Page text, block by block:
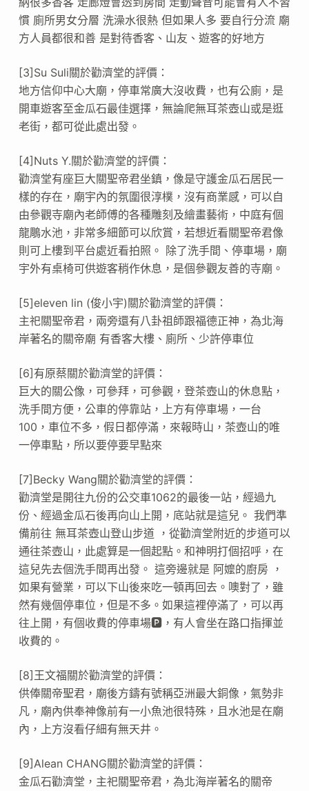
慣 廁所男女分層 洗澡水很熱 但如果人多 要自行分流 廟
方人員都很和善 是對待香客、山友、遊客的好地方
[3]Su Suli關於勸濟堂的評價：
地方信仰中心大廟，停車常廣大沒收費，也有公廁，是
開車遊客至金瓜石最佳選擇，無論爬無耳茶壺山或是逛
老街，都可從此處出發。
[4]Nuts Y.關於勸濟堂的評價：
勸濟堂有座巨大關聖帝君坐鎮，像是守護金瓜石居民一
樣的存在，廟宇內的氛圍很淳樸，沒有商業感，可以自
由參觀寺廟內老師傅的各種雕刻及繪畫藝術，中庭有個
龍鵰水池，非常多細節可以欣賞，若想近看關聖帝君像
則可上樓到平台處近看拍照。 除了洗手間、停車場，廟
宇外有桌椅可供遊客稍作休息，是個參觀友善的寺廟。
[5]eleven lin (俊小宇)關於勸濟堂的評價：
主祀關聖帝君，兩旁還有八卦祖師跟福德正神，為北海
岸著名的關帝廟 有香客大樓、廁所、少許停車位
[6]有原蔡關於勸濟堂的評價：
巨大的關公像，可參拜，可參觀，登茶壺山的休息點，
洗手間方便，公車的停靠站，上方有停車場，一台
100，車位不多，假日都停滿，來報時山，茶壺山的唯
一停車點，所以要停要早點來
[7]Becky Wang關於勸濟堂的評價：
勸濟堂是開往九份的公交車1062的最後一站，經過九
份、經過金瓜石後再向山上開，底站就是這兒。 我們準
備前往 無耳茶壺山登山步道 ，從勸濟堂附近的步道可以
通往茶壺山，此處算是一個起點。和神明打個招呼，在
這兒先去個洗手間再出發。 這旁邊就是 阿嬤的廚房 ，
如果有營業，可以下山後來吃一頓再回去。噢對了，雖
然有幾個停車位，但是不多。如果這裡停滿了，可以再
往上開，有個收費的停車場🅿️，有人會坐在路口指揮並
收費的。
[8]王文福關於勸濟堂的評價：
供俸關帝聖君，廟後方鑄有號稱亞洲最大銅像，氣勢非
凡，廟內供奉神像前有一小魚池很特殊，且水池是在廟
內，上方沒看仔細有無天井。
[9]Alean CHANG關於勸濟堂的評價：
金瓜石勸濟堂，主祀關聖帝君，為北海岸著名的關帝